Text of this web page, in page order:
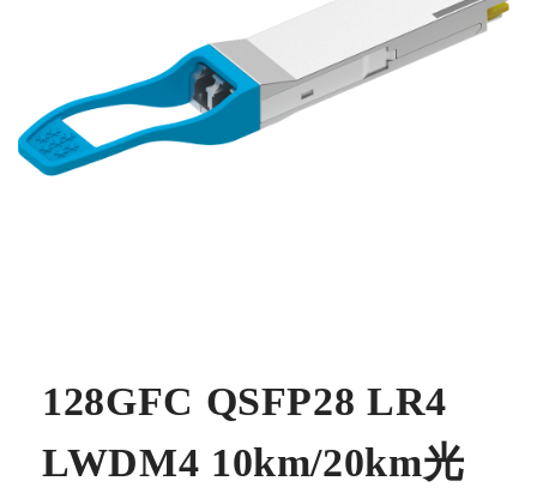
128GFC QSFP28 LR4
LWDM4 10km/20km光